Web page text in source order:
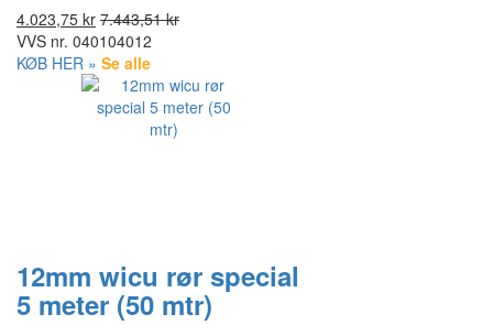
4.023,75 kr 7.443,51 kr
VVS nr. 040104012
KØB HER » Se alle
12mm wicu rør special
5 meter (50 mtr)